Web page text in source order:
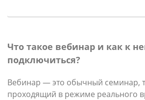
Что такое вебинар и как к
подключиться?
Вебинар — это обычный семинар,
проходящий в режиме реального